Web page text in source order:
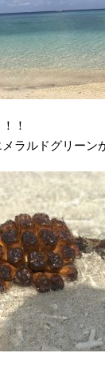
！
ラルドグリーン